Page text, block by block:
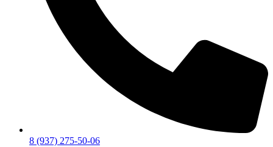
8 (937) 275-50-06